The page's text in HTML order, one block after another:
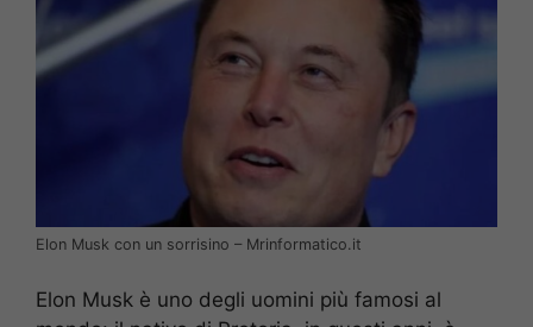
Elon Musk con un sorrisino – Mrinformatico.it
Elon Musk è uno degli uomini più famosi al